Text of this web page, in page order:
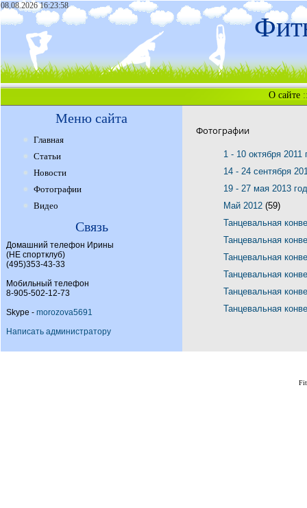
08.08.2026 16:23:58
О сайте
Меню сайта
Главная
Статьи
Новости
Фотографии
Видео
Связь
Домашний телефон Ирины
(НЕ спортклуб)
(495)353-43-33
Мобильный телефон
8-905-502-12-73
Skype - morozova5691
Написать администратору
Фотографии
1 - 10 октября 2011
14 - 24 сентября
19 - 27 мая 2013
Май 2012 (59)
Танцевальная
Танцевальная
Танцевальная
Танцевальная
Танцевальная
Танцевальная